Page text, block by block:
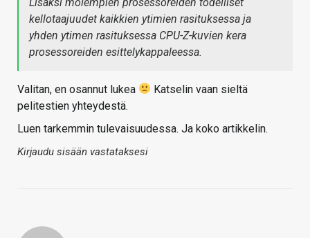
kellotaajuudet kaikkien ytimien rasituksessa ja
yhden ytimen rasituksessa CPU-Z-kuvien kera
prosessoreiden esittelykappaleessa.
Valitan, en osannut lukea
Katselin vaan sieltä
pelitestien yhteydestä.
Luen tarkemmin tulevaisuudessa. Ja koko artikkelin.
Kirjaudu sisään vastataksesi